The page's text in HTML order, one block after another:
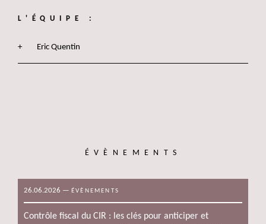
L'ÉQUIPE :
Eric Quentin
ÉVÈNEMENTS
26.06.2026 — ÉVÈNEMENTS
Contrôle fiscal du CIR : les clés pour anticiper et